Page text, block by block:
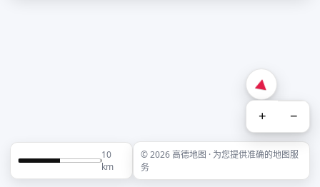
+ −
10
km
© 2026 高德地图 · 为您提供准确的地图服
务